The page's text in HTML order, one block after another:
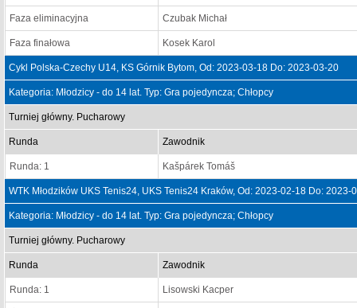
Faza eliminacyjna Czubak Michał
Faza finałowa Kosek Karol
Cykl Polska-Czechy U14, KS Górnik Bytom, Od: 2023-03-18 Do: 2023-03-20
Kategoria: Młodzicy - do 14 lat. Typ: Gra pojedyncza; Chłopcy
Turniej główny. Pucharowy
Runda Zawodnik
Runda: 1 Kašpárek Tomáš
WTK Młodzików UKS Tenis24, UKS Tenis24 Kraków, Od: 2023-02-18 Do: 2023-
Kategoria: Młodzicy - do 14 lat. Typ: Gra pojedyncza; Chłopcy
Turniej główny. Pucharowy
Runda Zawodnik
Runda: 1 Lisowski Kacper